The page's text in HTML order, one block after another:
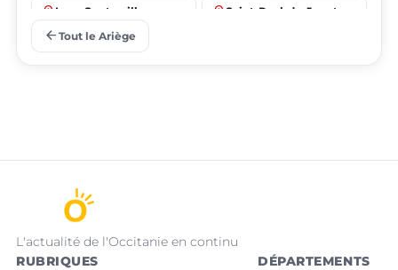
place Lorp-Sentaraille place Saint-Paul-de-Jarrat
arrow_back Tout le Ariège
L'actualité de l'Occitanie en continu
RUBRIQUES
DÉPARTEMENTS